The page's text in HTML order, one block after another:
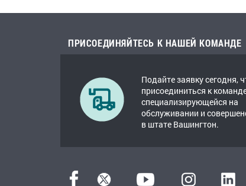
ПРИСОЕДИНЯЙТЕСЬ К НАШЕЙ КОМАНДЕ
Подайте заявку сегодня,
присоединиться к
специализирующейся на
обслуживании и
в штате Вашингтон.